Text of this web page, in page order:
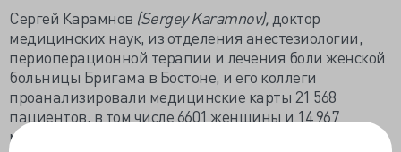
Сергей Карамнов (Sergey Karamnov), доктор
медицинских наук, из отделения анестезиологии,
периоперационной терапии и лечения боли женской
больницы Бригама в Бостоне, и его коллеги
проанализировали медицинские карты 21 568
пациентов, в том числе 6601 женщины и 14 967
мужчин. В период с января 2002 по октябрь 2016 года